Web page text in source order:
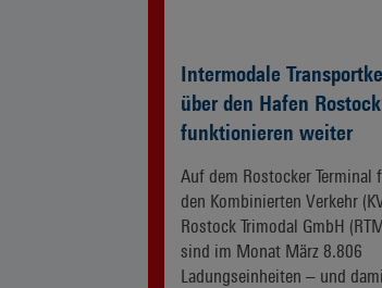
Intermodale
über den Hafen Rostock
funktionieren weiter
Auf dem Rostocker Terminal
den Kombinierten Verkehr
Rostock Trimodal GmbH
sind im Monat März 8.806
Ladungseinheiten – und